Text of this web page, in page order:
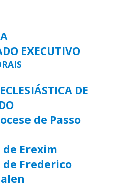
EXECUTIVO
DE
de Passo
de Erexim
de Frederico